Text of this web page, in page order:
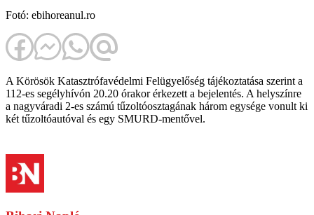
Fotó: ebihoreanul.ro
A Körösök Katasztrófavédelmi Felügyelőség tájékoztatása szerint a
112-es segélyhívón 20.20 órakor érkezett a bejelentés. A helyszínre
a nagyváradi 2-es számú tűzoltóosztagának három egysége vonult ki
két tűzoltóautóval és egy SMURD-mentővel.